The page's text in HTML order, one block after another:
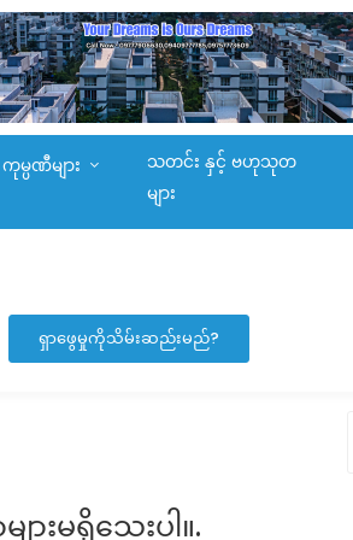
ကုမ္ပဏီများ
သတင်း နှင့် ဗဟုသုတ
များ
ရှာဖွေမှုကိုသိမ်းဆည်းမည်?
ျားမရှိသေးပါ။.